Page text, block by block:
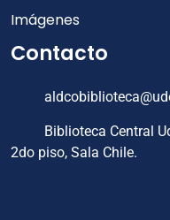
Imágenes
Contacto
Biblioteca Central
2do piso, Sala Chile.